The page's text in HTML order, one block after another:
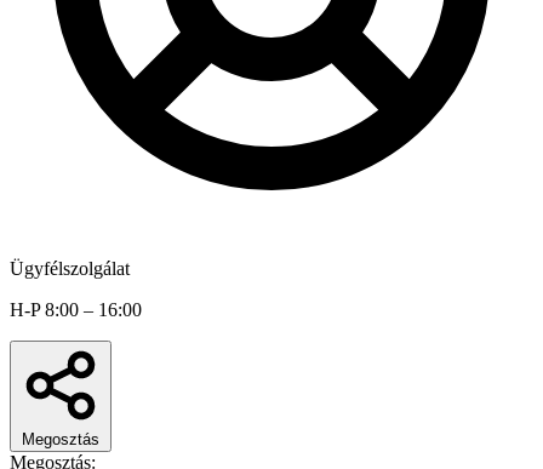
Ügyfélszolgálat
H-P 8:00 – 16:00
Megosztás
Megosztás: